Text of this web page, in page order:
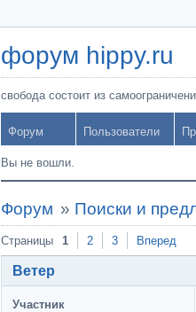
форум hippy.ru
свобода состоит из
Форум Пользователи
Вы не вошли.
Форум » Поиски и
Страницы 1 2 3 Вперед
Ветер
Участник